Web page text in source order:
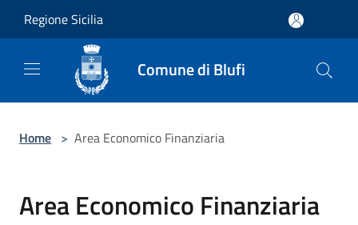
Regione Sicilia
Comune di Blufi
Home > Area Economico Finanziaria
Area Economico Finanziaria